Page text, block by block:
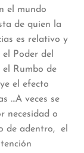
el mundo
de quien la
es relativo y
Poder del
el Rumbo de
el efecto
…A veces se
necesidad o
de adentro, el